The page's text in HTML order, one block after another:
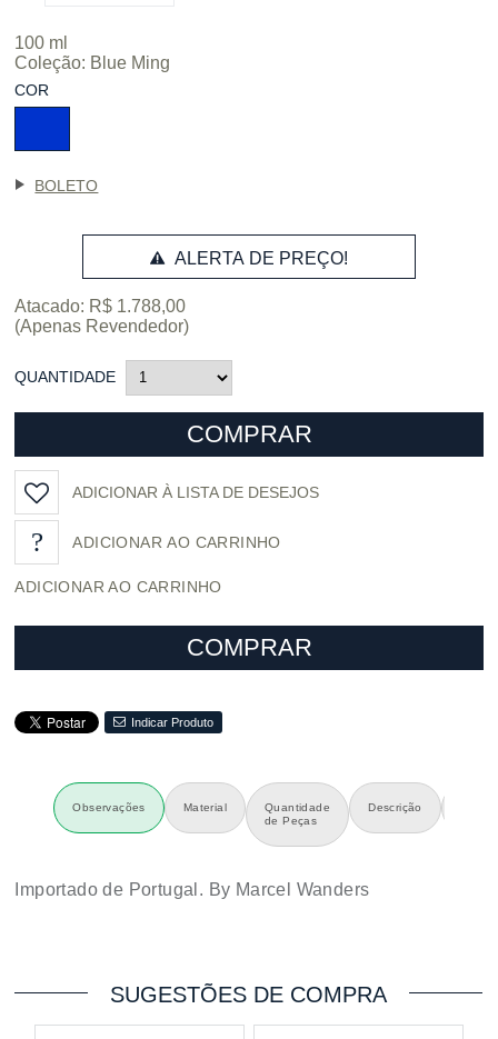
100 ml
Coleção: Blue Ming
COR
BOLETO
ALERTA DE PREÇO!
Atacado: R$ 1.788,00
(Apenas Revendedor)
QUANTIDADE
COMPRAR
ADICIONAR À LISTA DE DESEJOS
ADICIONAR AO CARRINHO
COMPRAR
Indicar Produto
Observações Material
Quantidade
de Peças
Descrição
Importado de Portugal. By Marcel Wanders
SUGESTÕES DE COMPRA